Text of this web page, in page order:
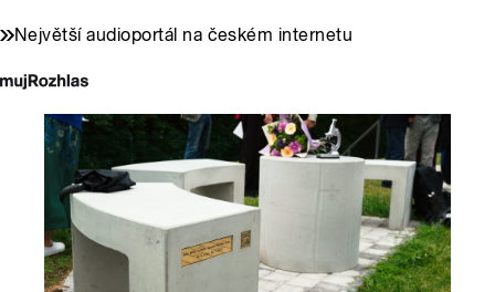
Největší audioportál na českém internetu